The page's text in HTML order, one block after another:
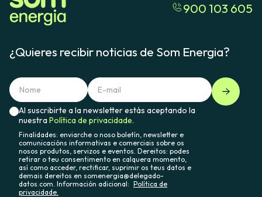
900 103 605
¿Quieres recibir noticias de Som Energia?
Al suscribirte a la newsletter estás aceptando la
nuestraPolítica de privacidade.
Finalidades: enviarche o noso boletín, newsletter e
comunicacións informativas e comerciais sobre os
nosos produtos, servizos e eventos. Dereitos: podes
retirar o teu consentimento en calquera momento,
así como acceder, rectificar, suprimir os teus datos e
demais dereitos en somenergia@delegado-
datos.com. Información adicional: Política de
privacidade.